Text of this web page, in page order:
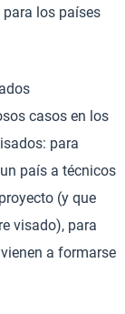
los países
casos en los
para
país a técnicos
(y que
visado), para
a formarse